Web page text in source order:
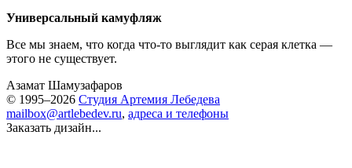
Универсальный камуфляж
Все мы знаем, что когда что-то выглядит как серая клетка —
этого не существует.
Азамат Шамузафаров
© 1995–2026 Студия Артемия Лебедева
mailbox@artlebedev.ru, адреса и телефоны
Заказать дизайн...